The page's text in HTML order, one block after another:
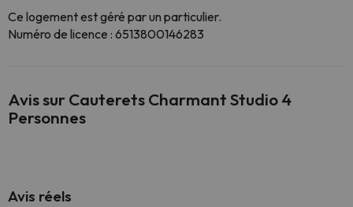
Ce logement est géré par un particulier.
Numéro de licence : 6513800146283
Avis sur Cauterets Charmant Studio 4
Personnes
Avis réels